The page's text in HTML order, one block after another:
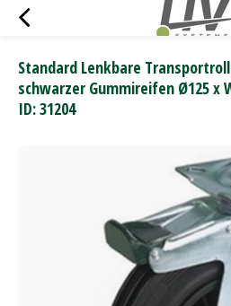
Standard Lenkbare
schwarzer Gummireifen Ø125 x
ID: 31204